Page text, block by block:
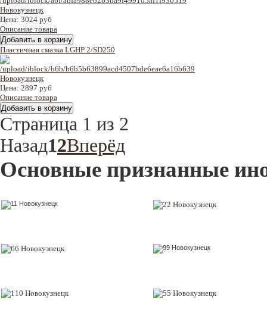
Цена: 3024 руб
Описание товара
Пластичная смазка LGHP 2/SD250
Цена: 2897 руб
Описание товара
Страница 1 из 2
Назад12Вперёд
Основные признанные